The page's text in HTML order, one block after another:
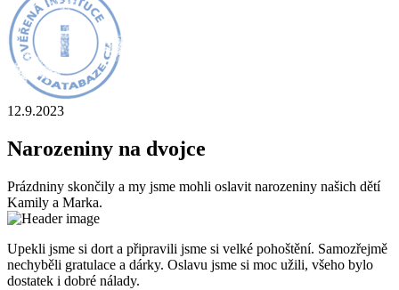
12.9.2023
Narozeniny na dvojce
Prázdniny skončily a my jsme mohli oslavit narozeniny našich dětí
Kamily a Marka.
Upekli jsme si dort a připravili jsme si velké pohoštění. Samozřejmě
nechyběli gratulace a dárky. Oslavu jsme si moc užili, všeho bylo
dostatek i dobré nálady.